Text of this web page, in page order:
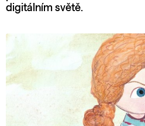
digitálním světě.